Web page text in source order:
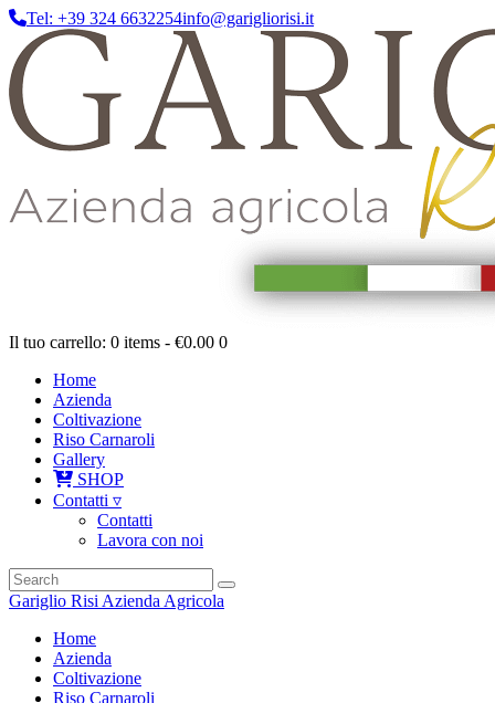
Tel: +39 324 6632254info@garigliorisi.it
Il tuo carrello: 0 items - €0.00 0
Home
Azienda
Coltivazione
Riso Carnaroli
Gallery
SHOP
Contatti ▿
Contatti
Lavora con noi
Gariglio Risi Azienda Agricola
Home
Azienda
Coltivazione
Riso Carnaroli